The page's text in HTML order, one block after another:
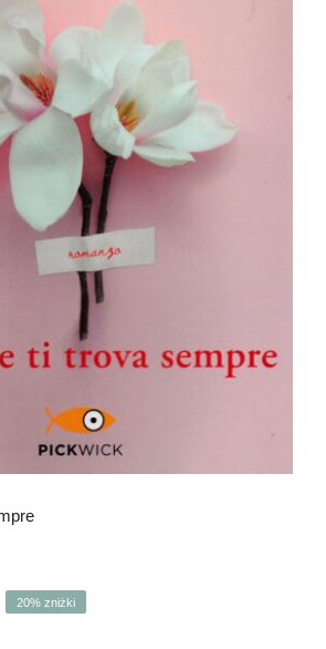
ti trova sempre
20% zniżki